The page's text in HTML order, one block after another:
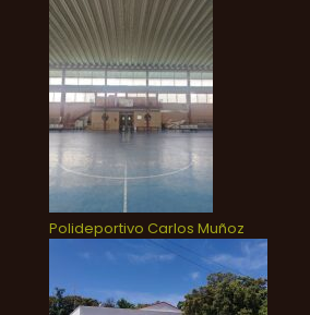
Polideportivo Carlos Muñoz